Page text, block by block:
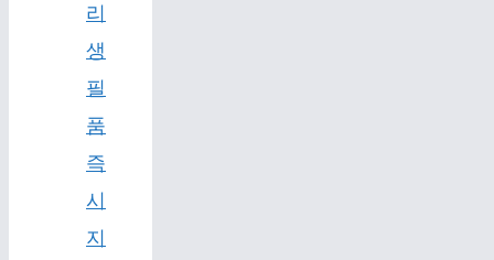
리
생
필
품
즉
시
지